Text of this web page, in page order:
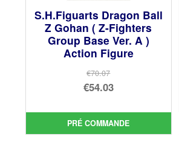
S.H.Figuarts Dragon Ball
Z Gohan ( Z-Fighters
Group Base Ver. A )
Action Figure
€70.07
Le
initial
était :
€54.03
prix
actuel
PRÉ COMMANDE